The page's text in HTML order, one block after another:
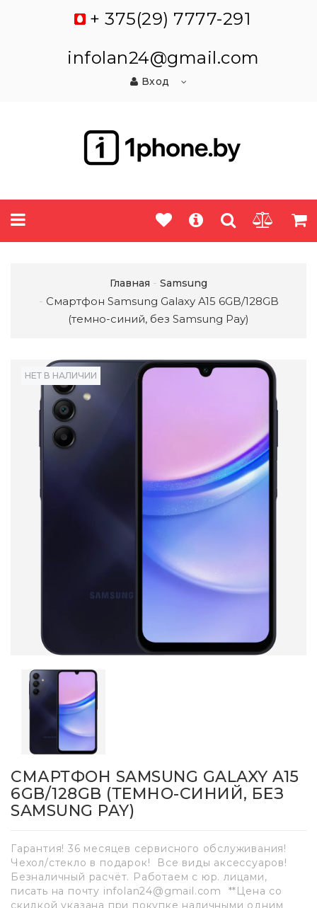
+ 375(29) 7777-291
infolan24@gmail.com
Вход
Главная Samsung
Смартфон Samsung Galaxy A15 6GB/128GB
(темно-синий, без Samsung Pay)
НЕТ В НАЛИЧИИ
СМАРТФОН SAMSUNG GALAXY A15
6GB/128GB (ТЕМНО-СИНИЙ, БЕЗ
SAMSUNG PAY)
Гарантия! 36 месяцев сервисного обслуживания!
Чехол/стекло в подарок! Все виды аксессуаров!
Безналичный расчёт. Работаем с юр. лицами,
писать на почту infolan24@gmail.com **Цена со
скидкой указана при покупке наличными одним